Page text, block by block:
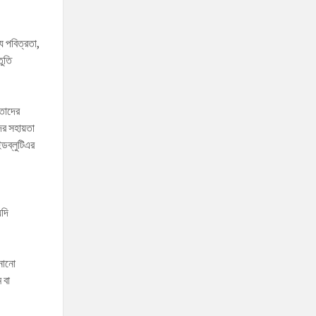
পবিত্রতা,
সহায়তা